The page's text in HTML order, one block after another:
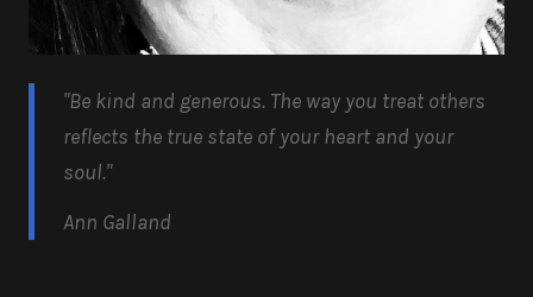
"Be kind and generous. The way you treat others
reflects the true state of your heart and your
soul."
Ann Galland